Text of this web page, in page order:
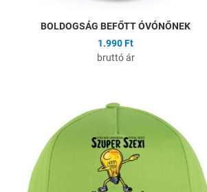
BOLDOGSÁG BEFŐTT ÓVÓNŐNEK
1.990 Ft
bruttó ár